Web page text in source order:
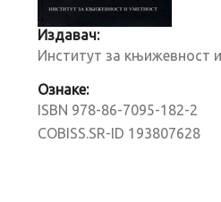
Издавач:
Институт за књижевност
Ознаке:
ISBN 978-86-7095-182-2
COBISS.SR-ID 193807628